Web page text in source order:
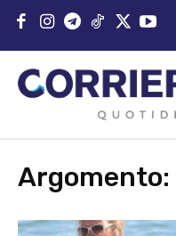
Argomento: